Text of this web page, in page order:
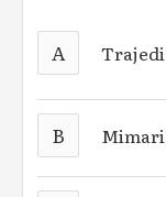
A Trajedi
B Mimari